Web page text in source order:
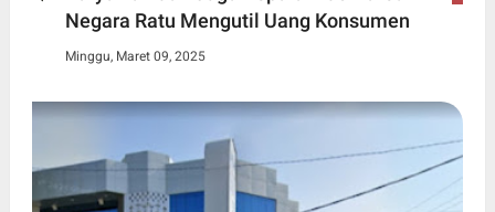
Negara Ratu Mengutil Uang Konsumen
Minggu, Maret 09, 2025